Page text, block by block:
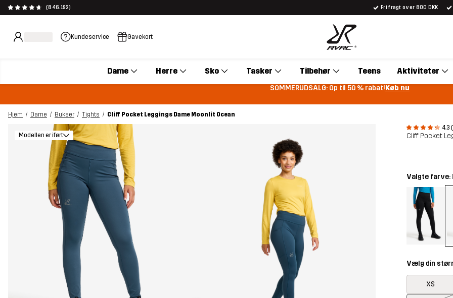
(846.192) Fri fragt over 800 DKK
Kundeservice Gavekort
Dame Herre Sko Tasker Tilbehør Teens Aktiviteter
SOMMERUDSALG: Op til 50 % rabat!Køb nu
Hjem Dame Bukser Tights
Cliff Pocket Leggings Dame Moonlit Ocean
4.3
Cliff Pocket
Modellen er iført
Valgte farve:
Vælg din
XS